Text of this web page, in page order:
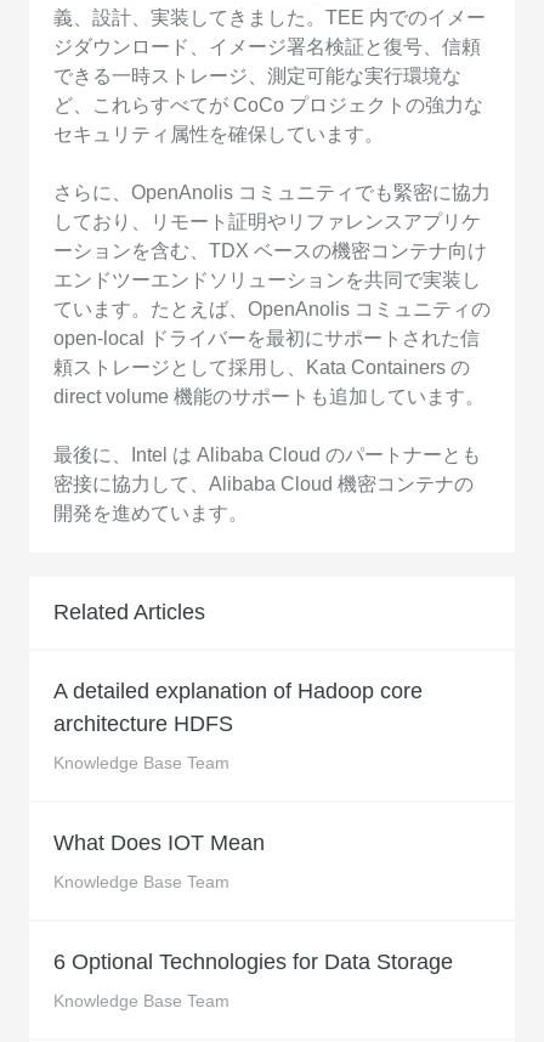
義、設計、実装してきました。TEE 内でのイメー
ジダウンロード、イメージ署名検証と復号、信頼
できる一時ストレージ、測定可能な実行環境な
ど、これらすべてが CoCo プロジェクトの強力な
セキュリティ属性を確保しています。
さらに、OpenAnolis コミュニティでも緊密に協力
しており、リモート証明やリファレンスアプリケ
ーションを含む、TDX ベースの機密コンテナ向け
エンドツーエンドソリューションを共同で実装し
ています。たとえば、OpenAnolis コミュニティの
open-local ドライバーを最初にサポートされた信
頼ストレージとして採用し、Kata Containers の
direct volume 機能のサポートも追加しています。
最後に、Intel は Alibaba Cloud のパートナーとも
密接に協力して、Alibaba Cloud 機密コンテナの
開発を進めています。
Related Articles
A detailed explanation of Hadoop core
architecture HDFS
Knowledge Base Team
What Does IOT Mean
Knowledge Base Team
6 Optional Technologies for Data Storage
Knowledge Base Team